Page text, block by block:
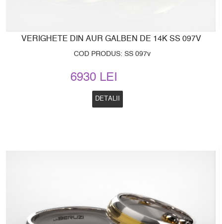
VERIGHETE DIN AUR GALBEN DE 14K SS 097V
COD PRODUS: SS 097v
6930 LEI
DETALII